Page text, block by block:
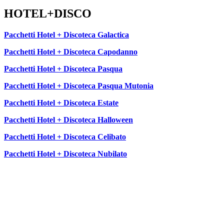
HOTEL+DISCO
Pacchetti Hotel + Discoteca Galactica
Pacchetti Hotel + Discoteca Capodanno
Pacchetti Hotel + Discoteca Pasqua
Pacchetti Hotel + Discoteca Pasqua Mutonia
Pacchetti Hotel + Discoteca Estate
Pacchetti Hotel + Discoteca Halloween
Pacchetti Hotel + Discoteca Celibato
Pacchetti Hotel + Discoteca Nubilato